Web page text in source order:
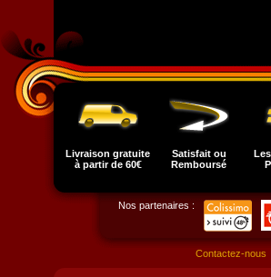
Livraison gratuite
à partir de 60€
Satisfait ou
Remboursé
Nos partenaires :
Contactez-nous